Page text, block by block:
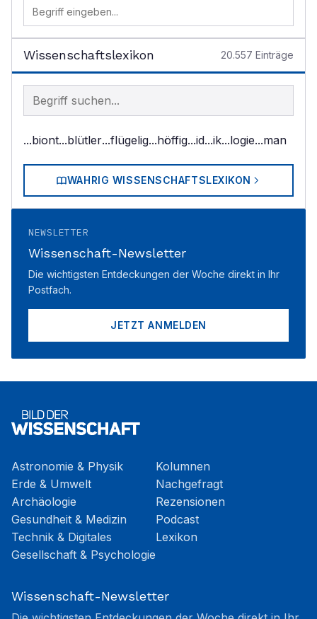
Wissenschaftslexikon 20.557 Einträge
Begriff im Lexikon suchen
...biont...blütler...flügelig...höffig...id...ik...logie...man
WAHRIG WISSENSCHAFTSLEXIKON
NEWSLETTER
Wissenschaft-Newsletter
Die wichtigsten Entdeckungen der Woche direkt in Ihr
Postfach.
JETZT ANMELDEN
Astronomie & Physik
Erde & Umwelt
Archäologie
Gesundheit & Medizin
Technik & Digitales
Gesellschaft & Psychologie
Kolumnen
Nachgefragt
Rezensionen
Podcast
Lexikon
Wissenschaft-Newsletter